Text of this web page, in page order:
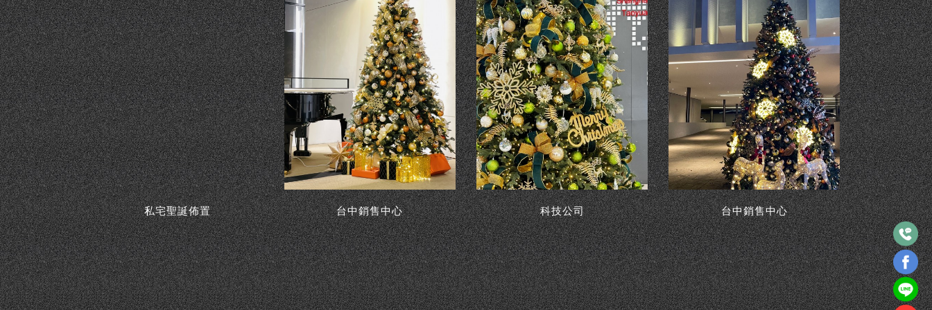
私宅聖誕佈置 台中銷售中心 科技公司 台中銷售中心